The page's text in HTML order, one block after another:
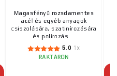
Magasfényű rozsdamentes
acél és egyéb anyagok
csiszolására, szatinírozására
és polírozás ...
5.0 1x
RAKTÁRON